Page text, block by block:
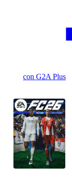
con G2A Plus